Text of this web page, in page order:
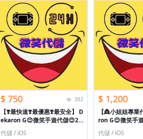
$ 750 302
【❣️最快速❣️最優惠❣️最安全】
D
ekaron G😊微笑手遊代儲😊24
H全年無休😊快速安全😊
代儲 / iOS
$ 1,200
【👸小姐姐專業
ron G😊微笑手
年無休😊快速安
代儲 / iOS